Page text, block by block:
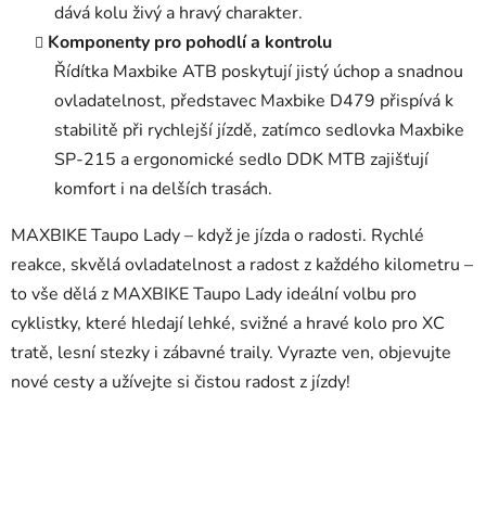
dává kolu živý a hravý charakter.
Komponenty pro pohodlí a kontrolu
Řídítka Maxbike ATB poskytují jistý úchop a snadnou
ovladatelnost, představec Maxbike D479 přispívá k
stabilitě při rychlejší jízdě, zatímco sedlovka Maxbike
SP-215 a ergonomické sedlo DDK MTB zajišťují
komfort i na delších trasách.
MAXBIKE Taupo Lady – když je jízda o radosti. Rychlé
reakce, skvělá ovladatelnost a radost z každého kilometru –
to vše dělá z MAXBIKE Taupo Lady ideální volbu pro
cyklistky, které hledají lehké, svižné a hravé kolo pro XC
tratě, lesní stezky i zábavné traily. Vyrazte ven, objevujte
nové cesty a užívejte si čistou radost z jízdy!